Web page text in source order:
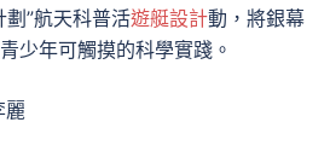
劃”航天科普活遊艇設計動，將銀幕
少年可觸摸的科學實踐。
麗